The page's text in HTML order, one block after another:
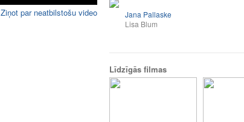
Ziņot par neatbilstošu video
Jana Pallaske
Lisa Blum
Līdzīgās filmas